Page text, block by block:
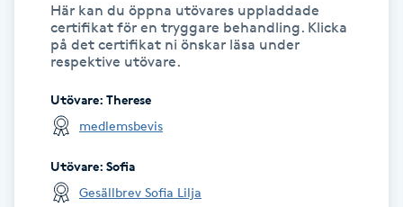
LPG-massage
Luggklippning
Här kan du öppna utövares uppladdade
certifikat för en tryggare behandling. Klicka
på det certifikat ni önskar läsa under
respektive utövare.
Utövare: Therese
medlemsbevis
Utövare: Sofia
Gesällbrev Sofia Lilja